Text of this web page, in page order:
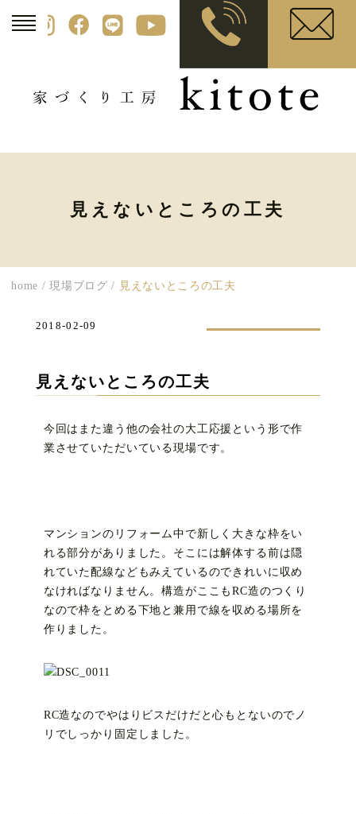
見えないところの工夫
home /現場ブログ / 見えないところの工夫
見えないところの工夫
2018-02-09
今回はまた違う他の会社の大工応援という形で作
業させていただいている現場です。
マンションのリフォーム中で新しく大きな枠をい
れる部分がありました。そこには解体する前は隠
れていた配線などもみえているのできれいに収め
なければなりません。構造がここもRC造のつくり
なので枠をとめる下地と兼用で線を収める場所を
作りました。
RC造なのでやはりビスだけだと心もとないのでノ
リでしっかり固定しました。